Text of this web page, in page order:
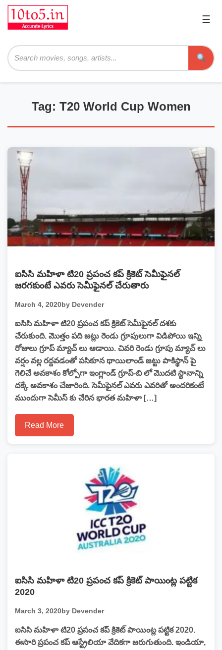
☰
Tag: T20 World Cup Women
ఐసిసి మహిళా టి20 ప్రపంచ కప్ క్రికెట్ సెమీఫైనల్
జరగకుంటే ఎవరు సెమీఫైనల్ చేరుతారు
March 4, 2020by Devender
ఐసిసి మహిళా టి20 ప్రపంచ కప్ క్రికెట్ సెమీఫైనల్ దశకు
చేరుకుంది. మొత్తం పది జట్లు రెండు గ్రూపులుగా విడిపోయి ఇన్ని
రోజులు గ్రూప్ మ్యాచ్ లు ఆడాయి. చివరి రెండు గ్రూపు మ్యాచ్ లు
వర్షం వల్ల రద్దవడంతో పసికూన థాయిలాండ్ జట్టు పాకిస్థాన్ పై
గెలిచే అవకాశం కోల్పోగా ఇంగ్లాండ్ గ్రూప్-బి లో మొదటి స్థానాన్ని
దక్కే అవకాశం చేజారింది. సెమీఫైనల్ ఎవరు ఎవరితో అందరికంటే
ముందుగా సెమీస్ కు చేరిన భారత మహిళా […]
Read More
ఐసిసి మహిళా టి20 ప్రపంచ కప్ క్రికెట్ పాయింట్ల పట్టిక
2020
March 3, 2020by Devender
ఐసిసి మహిళా టి20 ప్రపంచ కప్ క్రికెట్ పాయింట్ల పట్టిక 2020.
ఈసారి ప్రపంచ కప్ ఆస్ట్రేలియా వేదికగా జరుగుతుంది. ఇండియా,